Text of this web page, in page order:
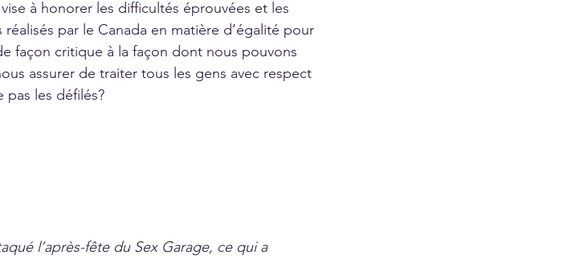
à honorer les difficultés éprouvées et les
par le Canada en matière d’égalité pour
façon critique à la façon dont nous pouvons
assurer de traiter tous les gens avec respect
pas les défilés?
l’après-fête du Sex Garage, ce qui a